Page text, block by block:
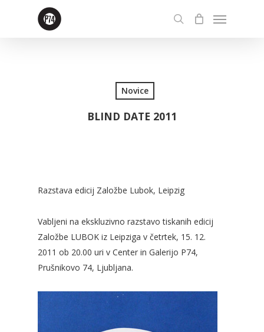
search
Menu
Novice
BLIND DATE 2011
Razstava edicij Založbe Lubok, Leipzig
Vabljeni na ekskluzivno razstavo tiskanih edicij
Založbe LUBOK iz Leipziga v četrtek, 15. 12.
2011 ob 20.00 uri v Center in Galerijo P74,
Prušnikovo 74, Ljubljana.